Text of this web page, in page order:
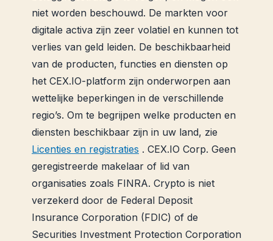
niet worden beschouwd. De markten voor
digitale activa zijn zeer volatiel en kunnen tot
verlies van geld leiden. De beschikbaarheid
van de producten, functies en diensten op
het CEX.IO-platform zijn onderworpen aan
wettelijke beperkingen in de verschillende
regio’s. Om te begrijpen welke producten en
diensten beschikbaar zijn in uw land, zie
Licenties en registraties . CEX.IO Corp. Geen
geregistreerde makelaar of lid van
organisaties zoals FINRA. Crypto is niet
verzekerd door de Federal Deposit
Insurance Corporation (FDIC) of de
Securities Investment Protection Corporation